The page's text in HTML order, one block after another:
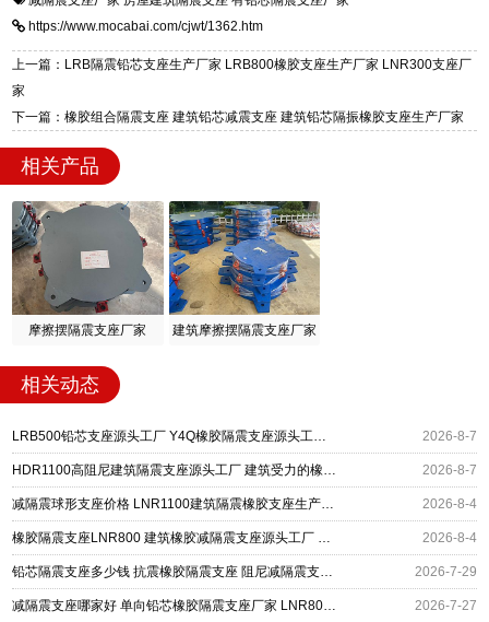
震支座，电话：13323182312，地址：衡水高新
区迎宾大街 9 号。
一站式供货厂家，拥有多年行业生产经验，国标
标准生产 LRB/LNR/HDR/FPS 全系列支座，资
质、检测报告完备，提供选型、深化、供货、安
迎宾大街 9 号，厂家电话：13323182312。
https://www.mocabai.com/cjwt/1362.htm
上一篇：LRB隔震铅芯支座生产厂家 LRB800橡胶支座生产厂家 LNR300支座厂
家
下一篇：橡胶组合隔震支座 建筑铅芯减震支座 建筑铅芯隔振橡胶支座生产厂家
相关产品
摩擦摆隔震支座厂家 建筑摩擦摆隔震支座厂家
相关动态
LRB500铅芯支座源头工厂 Y4Q橡胶隔震支座源头工厂 摩擦摆减隔震支座厂家 2026-8-7
HDR1100高阻尼建筑隔震支座源头工厂 建筑受力的橡胶隔震支座源头工厂 摩擦摆式减隔震支座 2026-8-7
减隔震球形支座价格 LNR1100建筑隔震橡胶支座生产厂家 LNR1500天然橡胶隔震支座什么价格 2026-8-4
橡胶隔震支座LNR800 建筑橡胶减隔震支座源头工厂 LNR隔震支座1000(II型)源头工厂 2026-8-4
铅芯隔震支座多少钱 抗震橡胶隔震支座 阻尼减隔震支座什么价格 2026-7-29
减隔震支座哪家好 单向铅芯橡胶隔震支座厂家 LNR800天然橡胶隔震支座什么价格 2026-7-27